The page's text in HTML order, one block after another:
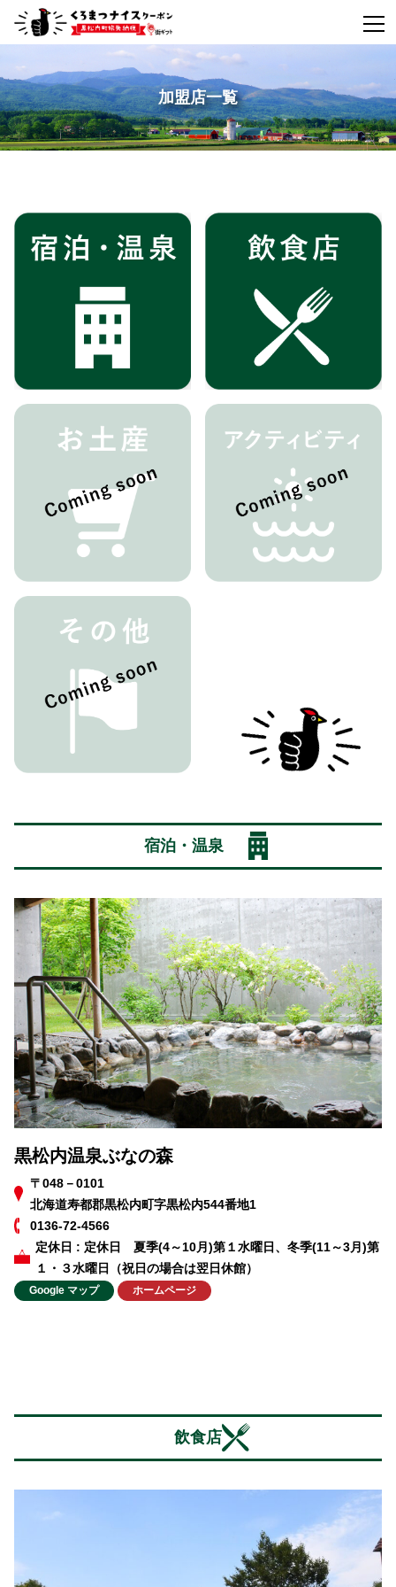
加盟店一覧
宿泊・温泉
黒松内温泉ぶなの森
〒048－0101
北海道寿都郡黒松内町字黒松内544番地1
0136-72-4566
定休日 : 定休日 夏季(4～10月)第１水曜日、冬季(11～3月)第
１・３水曜日（祝日の場合は翌日休館）
Google マップ ホームページ
飲食店